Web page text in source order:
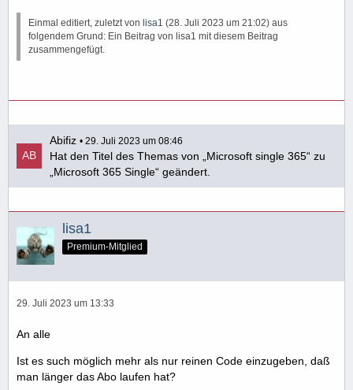
Einmal editiert, zuletzt von lisa1 (28. Juli 2023 um 21:02) aus
folgendem Grund: Ein Beitrag von lisa1 mit diesem Beitrag
zusammengefügt.
Abifiz 29. Juli 2023 um 08:46
Hat den Titel des Themas von „Microsoft single 365“ zu
„Microsoft 365 Single“ geändert.
lisa1
Premium-Mitglied
29. Juli 2023 um 13:33
An alle
Ist es such möglich mehr als nur reinen Code einzugeben, daß
man länger das Abo laufen hat?